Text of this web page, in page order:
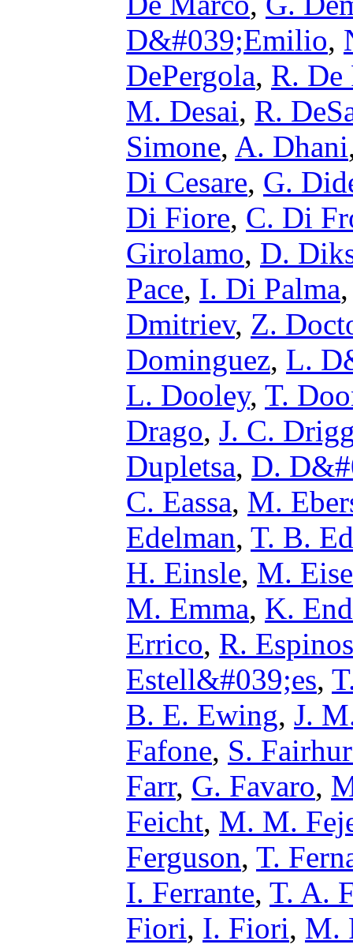
D&#039;Emilio,
DePergola, R. De
M. Desai, R.
Simone, A. Dhani
Di Cesare, G.
Di Fiore, C. Di
Girolamo, D.
Pace, I. Di Palma
Dmitriev, Z.
Dominguez, L.
L. Dooley, T.
Drago, J. C.
Dupletsa, D.
C. Eassa, M.
Edelman, T. B.
H. Einsle, M.
M. Emma, K.
Errico, R.
Estell&#039;es,
B. E. Ewing, J.
Fafone, S.
Farr, G. Favaro,
Feicht, M. M.
Ferguson, T.
I. Ferrante, T. A.
Fiori, I. Fiori, M.